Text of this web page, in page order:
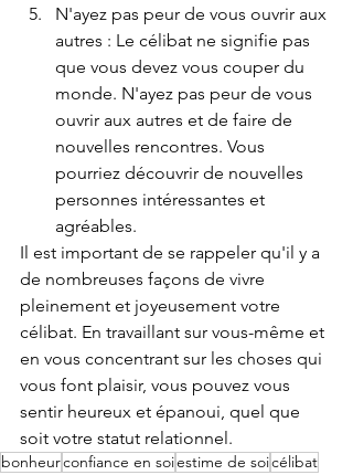
N'ayez pas peur de vous ouvrir aux
autres : Le célibat ne signifie pas
que vous devez vous couper du
monde. N'ayez pas peur de vous
ouvrir aux autres et de faire de
nouvelles rencontres. Vous
pourriez découvrir de nouvelles
personnes intéressantes et
agréables.
Il est important de se rappeler qu'il y a
de nombreuses façons de vivre
pleinement et joyeusement votre
célibat. En travaillant sur vous-même et
en vous concentrant sur les choses qui
vous font plaisir, vous pouvez vous
sentir heureux et épanoui, quel que
soit votre statut relationnel.
bonheurconfiance en soiestime de soicélibat